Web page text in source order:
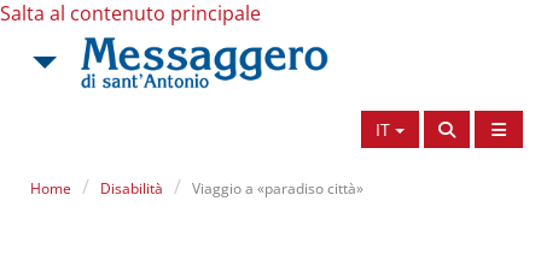
Salta al contenuto principale
IT
Home Disabilità Viaggio a «paradiso città»